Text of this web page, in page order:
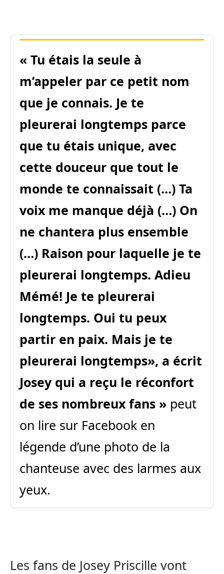
« Tu étais la seule à
m’appeler par ce petit nom
que je connais. Je te
pleurerai longtemps parce
que tu étais unique, avec
cette douceur que tout le
monde te connaissait (…) Ta
voix me manque déjà (…) On
ne chantera plus ensemble
(…) Raison pour laquelle je te
pleurerai longtemps. Adieu
Mémé! Je te pleurerai
longtemps. Oui tu peux
partir en paix. Mais je te
pleurerai longtemps», a écrit
Josey qui a reçu le réconfort
de ses nombreux fans » peut
on lire sur Facebook en
légende d’une photo de la
chanteuse avec des larmes aux
yeux.
Les fans de Josey Priscille vont